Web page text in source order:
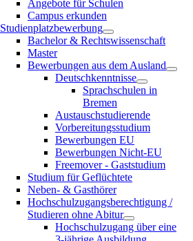
Angebote für Schulen
Campus erkunden
Studienplatzbewerbung
Bachelor & Rechtswissenschaft
Master
Bewerbungen aus dem Ausland
Deutschkenntnisse
Sprachschulen in
Bremen
Austauschstudierende
Vorbereitungsstudium
Bewerbungen EU
Bewerbungen Nicht-EU
Freemover - Gaststudium
Studium für Geflüchtete
Neben- & Gasthörer
Hochschulzugangsberechtigung /
Studieren ohne Abitur
Hochschulzugang über eine